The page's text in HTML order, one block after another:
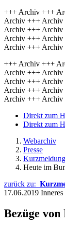
+++ Archiv +++
Archiv +++
Archiv +++
Archiv +++
Archiv +++
+++ Archiv +++
Archiv +++
Archiv +++
Archiv +++
Archiv +++
Direkt zum
Direkt zum
Webarchiv
Presse
Heute im
zurück zu:
17.06.2019
Bezüge von